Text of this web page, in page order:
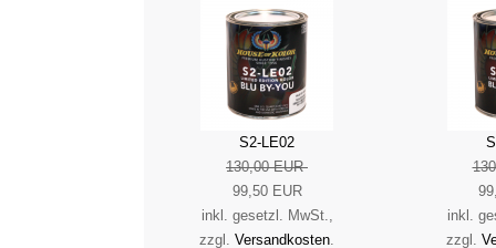
S2-LE02
130,00 EUR
99,50 EUR
inkl. gesetzl. MwSt.,
zzgl. Versandkosten.
inkl.
zzgl.